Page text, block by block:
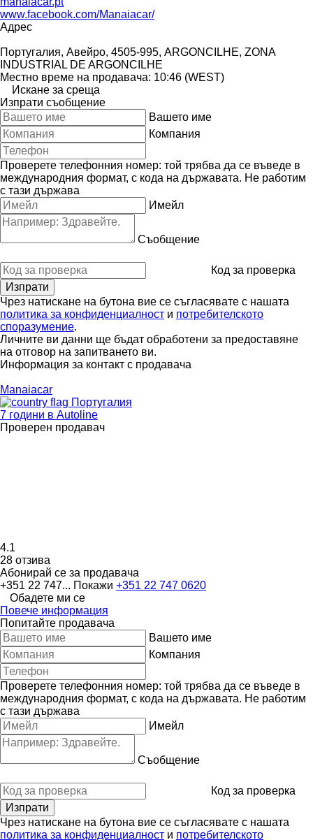
www.facebook.com/Manaiacar/
Адрес
Португалия, Авейро, 4505-995, ARGONCILHE, ZONA
INDUSTRIAL DE ARGONCILHE
Местно време на продавача: 10:46 (WEST)
Искане за среща
Изпрати съобщение
Вашето име
Компания
Проверете телефонния номер: той трябва да се въведе в
международния формат, с кода на държавата. Не работим
с тази държава
Имейл
Съобщение
Код за проверка
Чрез натискане на бутона вие се съгласявате с нашата
политика за конфиденциалност и потребителското
споразумение.
Личните ви данни ще бъдат обработени за предоставяне
на отговор на запитването ви.
Информация за контакт с продавача
Manaiacar
Португалия
7 години в Autoline
Проверен продавач
4.1
28 отзива
Абонирай се за продавача
+351 22 747... Покажи +351 22 747 0620
Обадете ми се
Повече информация
Попитайте продавача
Вашето име
Компания
Проверете телефонния номер: той трябва да се въведе в
международния формат, с кода на държавата. Не работим
с тази държава
Имейл
Съобщение
Код за проверка
Чрез натискане на бутона вие се съгласявате с нашата
политика за конфиденциалност и потребителското